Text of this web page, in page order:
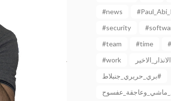
#news
#security
#team
#time
#work
بري_حريري_جنبلاط#